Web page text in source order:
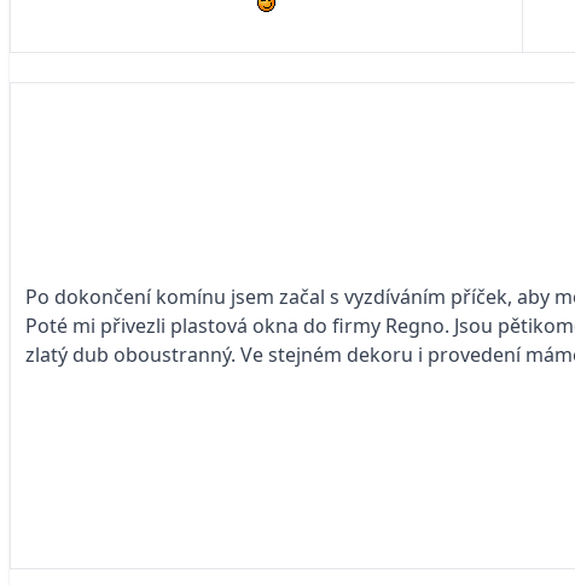
Po dokončení komínu jsem začal s vyzdíváním příček, aby
Poté mi přivezli plastová okna do firmy Regno. Jsou
zlatý dub oboustranný. Ve stejném dekoru i provedení